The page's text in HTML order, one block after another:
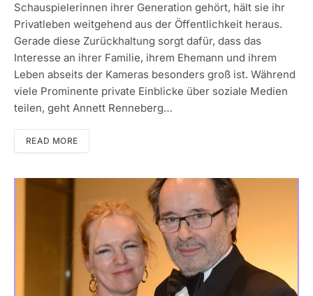
Schauspielerinnen ihrer Generation gehört, hält sie ihr
Privatleben weitgehend aus der Öffentlichkeit heraus.
Gerade diese Zurückhaltung sorgt dafür, dass das
Interesse an ihrer Familie, ihrem Ehemann und ihrem
Leben abseits der Kameras besonders groß ist. Während
viele Prominente private Einblicke über soziale Medien
teilen, geht Annett Renneberg…
READ MORE